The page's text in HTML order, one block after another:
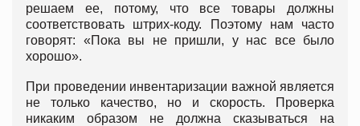
решаем ее, потому, что все товары должны
соответствовать штрих-коду. Поэтому нам часто
говорят: «Пока вы не пришли, у нас все было
хорошо».
При проведении инвентаризации важной является
не только качество, но и скорость. Проверка
никаким образом не должна сказываться на